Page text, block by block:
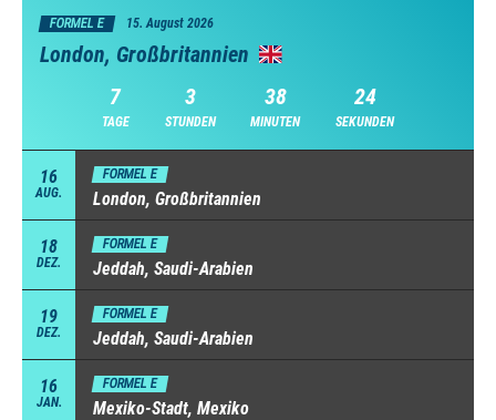
FORMEL E 15. August 2026
London, Großbritannien
7
TAGE
3
STUNDEN
38
MINUTEN
23
SEKUNDEN
16
AUG.
FORMEL E
London, Großbritannien
18
DEZ.
FORMEL E
Jeddah, Saudi-Arabien
19
DEZ.
FORMEL E
Jeddah, Saudi-Arabien
16
JAN.
FORMEL E
Mexiko-Stadt, Mexiko